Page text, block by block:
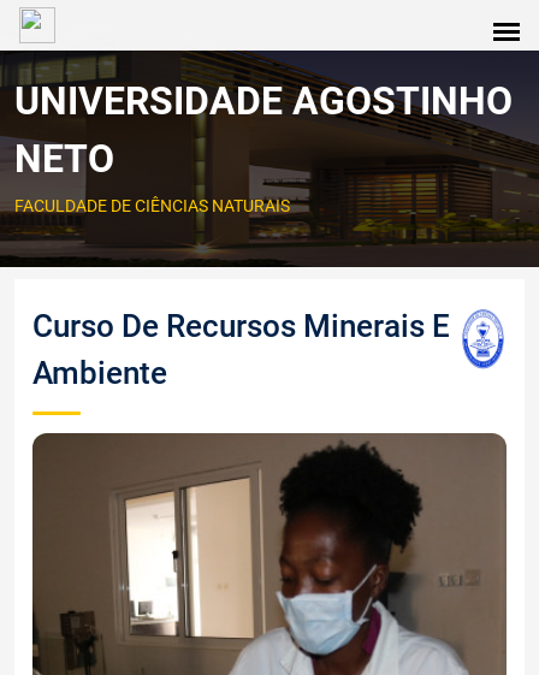
UNIVERSIDADE AGOSTINHO
NETO
FACULDADE DE CIÊNCIAS NATURAIS
Curso De Recursos Minerais E
Ambiente